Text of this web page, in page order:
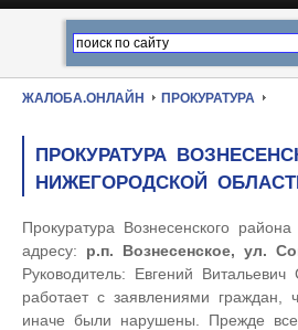
ЖАЛОБА.ОНЛАЙН ПРОКУРАТУРА
ПРОКУРАТУРА
НИЖЕГОРОДСКОЙ
Прокуратура Вознесенского
адресу: р.п. Вознесенское, ул.
Руководитель: Евгений
работает с заявлениями граждан,
иначе были нарушены. Прежде